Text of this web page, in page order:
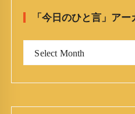
「今日のひと言」ア
ひ
Select Month